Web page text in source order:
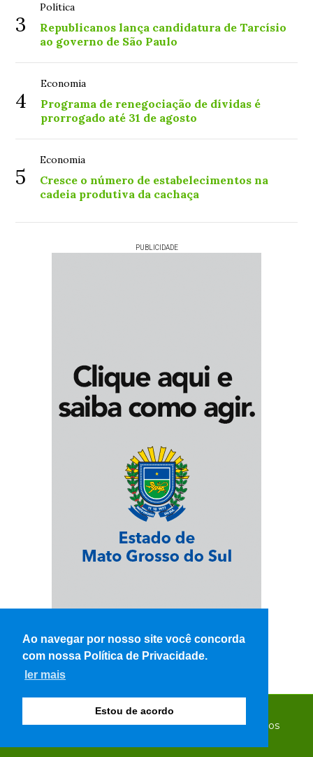
Ao navegar por nosso site você concorda
com nossa Política de Privacidade.
ler mais
Estou de acordo
3
Política
Republicanos lança candidatura de Tarcísio
ao governo de São Paulo
4
Economia
Programa de renegociação de dívidas é
prorrogado até 31 de agosto
5
Economia
Cresce o número de estabelecimentos na
cadeia produtiva da cachaça
PUBLICIDADE
© Copyright 2026 - WK Notícias - Todos os direitos